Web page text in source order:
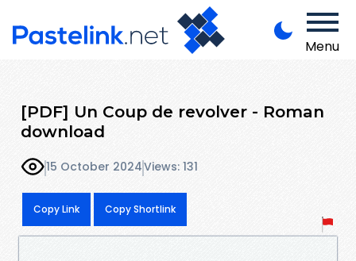
Menu
[PDF] Un Coup de revolver - Roman
download
15 October 2024Views: 131
Copy Link Copy Shortlink